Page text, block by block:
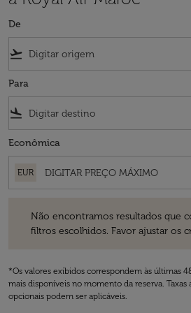
De
flight_takeoff
Para
flight_land
Econômica
EUR
Não encontramos resultados que
filtros escolhidos. Favor ajustar os
*Os valores exibidos correspondem às últimas
mais disponíveis no momento da reserva. Taxas
opcionais podem ser aplicáveis.